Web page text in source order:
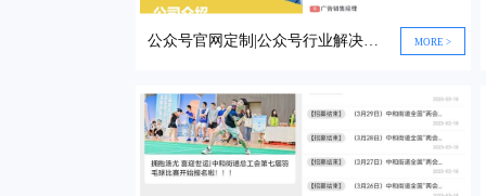
公众号官网定制|公众号行业解决方案|公众号营销解决方案 MORE >